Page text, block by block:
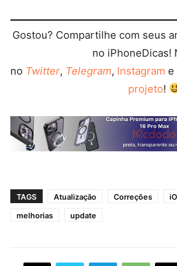
Gostou? Compartilhe com seus
no iPhoneDicas!
no Twitter, Telegram, Instagram e
projeto!
TAGS Atualização Correções
melhorias
update